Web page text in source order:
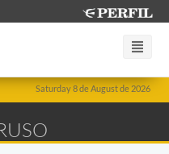
Saturday 8 de August de 2026